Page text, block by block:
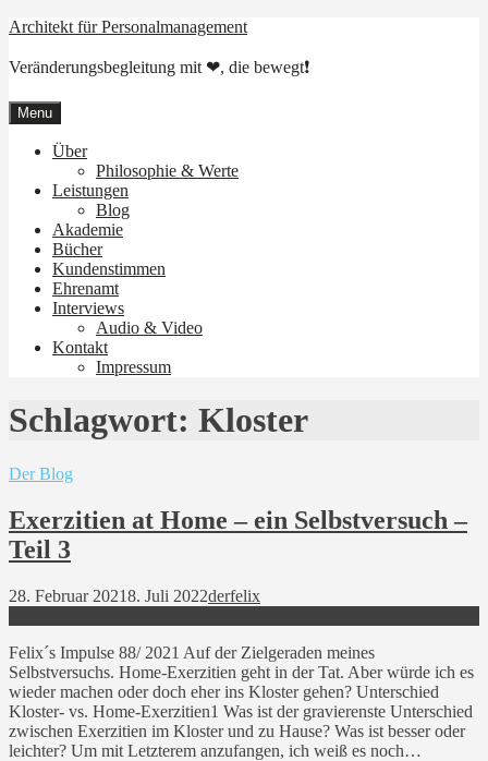
Skip
content
Architekt für Personalmanagement
Veränderungsbegleitung mit ❤, die bewegt❗
Menu
Über
Philosophie & Werte
Leistungen
Blog
Akademie
Bücher
Kundenstimmen
Ehrenamt
Interviews
Audio & Video
Kontakt
Impressum
Schlagwort: Kloster
Der Blog
Exerzitien at Home – ein Selbstversuch –
Teil 3
28. Februar 20218. Juli 2022derfelix
Felix´s Impulse 88/ 2021 Auf der Zielgeraden meines
Selbstversuchs. Home-Exerzitien geht in der Tat. Aber würde ich es
wieder machen oder doch eher ins Kloster gehen? Unterschied
Kloster- vs. Home-Exerzitien1 Was ist der gravierenste Unterschied
zwischen Exerzitien im Kloster und zu Hause? Was ist besser oder
leichter? Um mit Letzterem anzufangen, ich weiß es noch…